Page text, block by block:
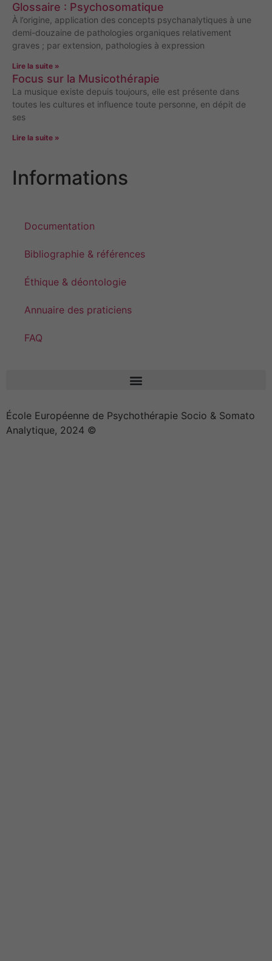
Glossaire : Psychosomatique
À l’origine, application des concepts psychanalytiques à une
demi-douzaine de pathologies organiques relativement
graves ; par extension, pathologies à expression
Lire la suite »
Focus sur la Musicothérapie
La musique existe depuis toujours, elle est présente dans
toutes les cultures et influence toute personne, en dépit de
ses
Lire la suite »
Informations
Documentation
Bibliographie & références
Éthique & déontologie
Annuaire des praticiens
FAQ
École Européenne de Psychothérapie Socio & Somato
Analytique, 2024 ©